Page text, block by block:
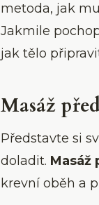
metoda, jak
Jakmile
jak tělo
Masáž
Představte si
doladit. Masáž
krevní oběh a